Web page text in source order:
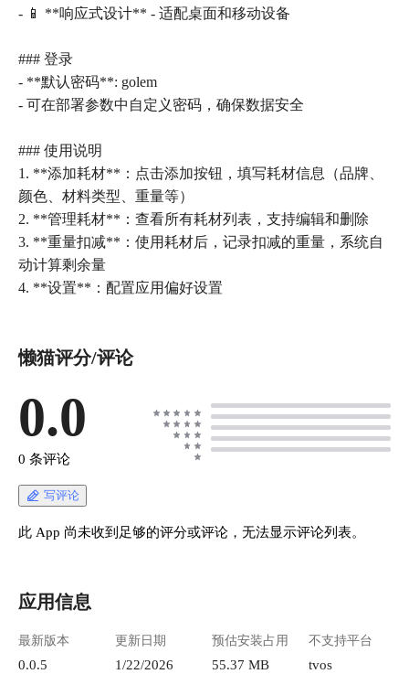
- 📱 **响应式设计** - 适配桌面和移动设备
### 登录
- **默认密码**: golem
- 可在部署参数中自定义密码，确保数据安全
### 使用说明
1. **添加耗材**：点击添加按钮，填写耗材信息（品牌、
颜色、材料类型、重量等）
2. **管理耗材**：查看所有耗材列表，支持编辑和删除
3. **重量扣减**：使用耗材后，记录扣减的重量，系统自
动计算剩余量
4. **设置**：配置应用偏好设置
懒猫评分/评论
0.0
0 条评论
写评论
此 App 尚未收到足够的评分或评论，无法显示评论列表。
应用信息
最新版本
0.0.5
更新日期
1/22/2026
预估安装占用
55.37 MB
不支持平台
tvos